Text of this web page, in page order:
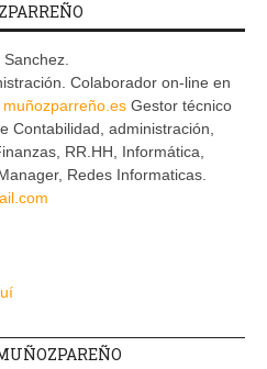
Colaborador on-line en
muñozparreño.es Gestor técnico
Contabilidad, administración,
RR.HH, Informática,
Redes Informaticas.